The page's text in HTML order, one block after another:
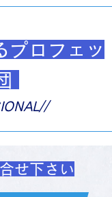
プロフェッ
せ下さい